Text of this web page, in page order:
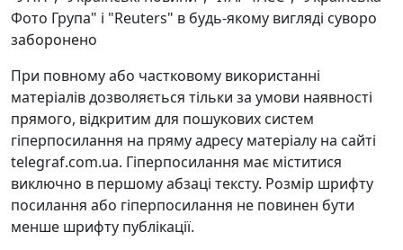
Фото Група" і "Reuters" в будь-якому вигляді суворо
заборонено
При повному або частковому використанні
матеріалів дозволяється тільки за умови наявності
прямого, відкритим для пошукових систем
гіперпосилання на пряму адресу матеріалу на сайті
telegraf.com.ua. Гіперпосилання має міститися
виключно в першому абзаці тексту. Розмір шрифту
посилання або гіперпосилання не повинен бути
менше шрифту публікації.